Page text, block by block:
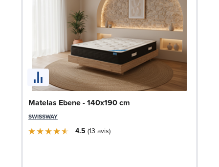
Matelas Ebene - 140x190 cm
SWISSWAY
4.5 13 avis